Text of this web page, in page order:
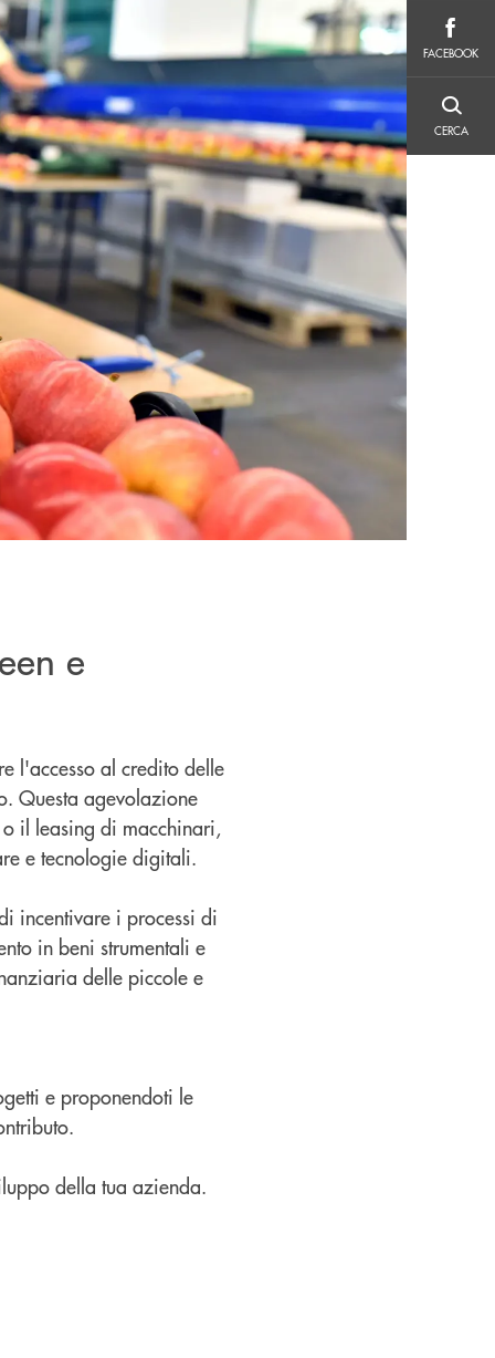
FACEBOOK
FACEBOOK
CERCA
CERCA
e
l'accesso al credito delle
Questa agevolazione
il leasing di macchinari,
e tecnologie digitali.
incentivare i processi di
in beni strumentali e
delle piccole e
e proponendoti le
della tua azienda.